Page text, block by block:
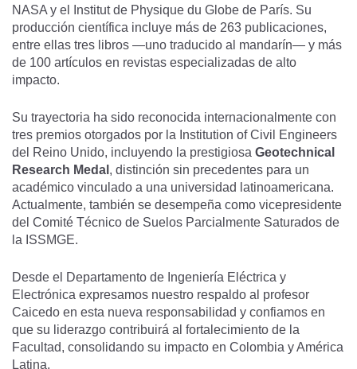
NASA y el Institut de Physique du Globe de París. Su
producción científica incluye más de 263 publicaciones,
entre ellas tres libros —uno traducido al mandarín— y más
de 100 artículos en revistas especializadas de alto
impacto.
Su trayectoria ha sido reconocida internacionalmente con
tres premios otorgados por la Institution of Civil Engineers
del Reino Unido, incluyendo la prestigiosa Geotechnical
Research Medal , distinción sin precedentes para un
académico vinculado a una universidad latinoamericana.
Actualmente, también se desempeña como vicepresidente
del Comité Técnico de Suelos Parcialmente Saturados de
la ISSMGE.
Desde el Departamento de Ingeniería Eléctrica y
Electrónica expresamos nuestro respaldo al profesor
Caicedo en esta nueva responsabilidad y confiamos en
que su liderazgo contribuirá al fortalecimiento de la
Facultad, consolidando su impacto en Colombia y América
Latina.